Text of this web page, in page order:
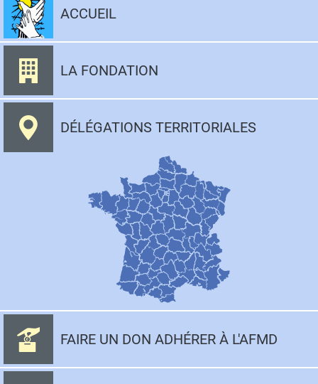
contenu
ACCUEIL
LA FONDATION
DÉLÉGATIONS TERRITORIALES
FAIRE UN DON ADHÉRER À L'AFMD